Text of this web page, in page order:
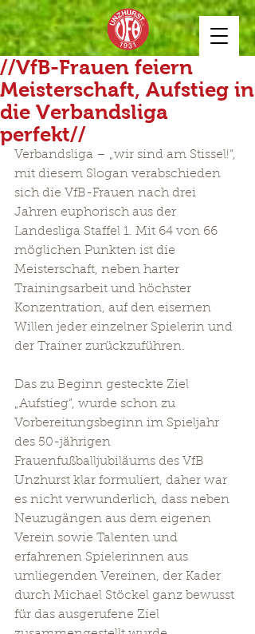
//VfB-Frauen feiern
Meisterschaft, Aufstieg in
die Verbandsliga
perfekt//
Verbandsliga – „wir sind am Stissel!“,
mit diesem Slogan verabschieden
sich die VfB-Frauen nach drei
Jahren euphorisch aus der
Landesliga Staffel 1. Mit 64 von 66
möglichen Punkten ist die
Meisterschaft, neben harter
Trainingsarbeit und höchster
Konzentration, auf den eisernen
Willen jeder einzelner Spielerin und
der Trainer zurückzuführen.
Das zu Beginn gesteckte Ziel
„Aufstieg“, wurde schon zu
Vorbereitungsbeginn im Spieljahr
des 50-jährigen
Frauenfußballjubiläums des VfB
Unzhurst klar formuliert, daher war
es nicht verwunderlich, dass neben
Neuzugängen aus dem eigenen
Verein sowie Talenten und
erfahrenen Spielerinnen aus
umliegenden Vereinen, der Kader
durch Michael Stöckel ganz bewusst
für das ausgerufene Ziel